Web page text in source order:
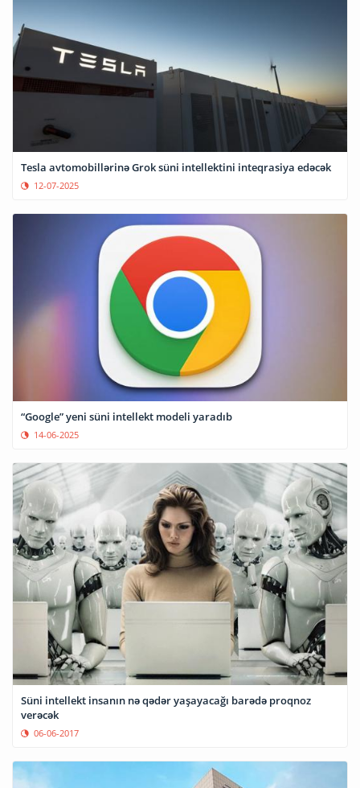
Tesla avtomobillərinə Grok süni intellektini inteqrasiya edəcək
12-07-2025
“Google” yeni süni intellekt modeli yaradıb
14-06-2025
Süni intellekt insanın nə qədər yaşayacağı barədə proqnoz
verəcək
06-06-2017